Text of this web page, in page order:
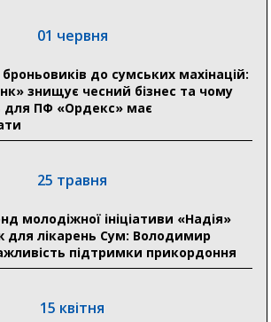
04 серпня
Сумщини спрямував 0,2 млрд грн
виплати та підтримку
03 серпня
програму відпочинку дітей із
перша група оздоровилася
майже на 6,6 млн грн
01 червня
броньовиків до сумських махінацій:
знищує чесний бізнес та чому
для ПФ «Ордекс» має
25 травня
молодіжної ініціативи «Надія»
для лікарень Сум: Володимир
підтримки прикордоння
15 квітня